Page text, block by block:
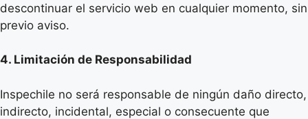
descontinuar el servicio web en cualquier momento, sin
previo aviso.
4. Limitación de Responsabilidad
Inspechile no será responsable de ningún daño directo,
indirecto, incidental, especial o consecuente que